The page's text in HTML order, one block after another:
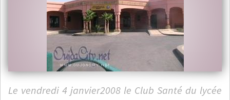
Le vendredi 4 janvier2008 le Club Santé du lycée